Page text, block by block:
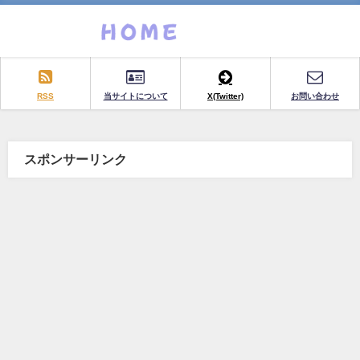
RSS 当サイトについて X(Twitter) お問い合わせ
スポンサーリンク